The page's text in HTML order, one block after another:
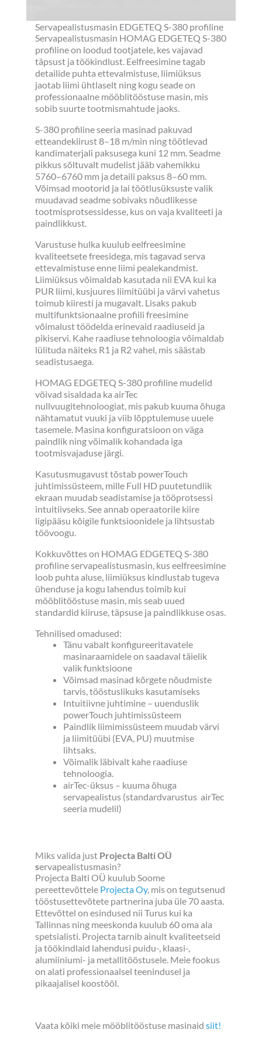
Servapealistusmasin EDGETEQ S-380 profiline
Servapealistusmasin HOMAG EDGETEQ S-380
profiline on loodud tootjatele, kes vajavad
täpsust ja töökindlust. Eelfreesimine tagab
detailide puhta ettevalmistuse, liimiüksus
jaotab liimi ühtlaselt ning kogu seade on
professionaalne mööblitööstuse masin, mis
sobib suurte tootmismahtude jaoks.
S-380 profiline seeria masinad pakuvad
etteandekiirust 8–18 m/min ning töötlevad
kandimaterjali paksusega kuni 12 mm. Seadme
pikkus sõltuvalt mudelist jääb vahemikku
5760–6760 mm ja detaili paksus 8–60 mm.
Võimsad mootorid ja lai töötlusüksuste valik
muudavad seadme sobivaks nõudlikesse
tootmisprotsessidesse, kus on vaja kvaliteeti ja
paindlikkust.
Varustuse hulka kuulub eelfreesimine
kvaliteetsete freesidega, mis tagavad serva
ettevalmistuse enne liimi pealekandmist.
Liimiüksus võimaldab kasutada nii EVA kui ka
PUR liimi, kusjuures liimitüübi ja värvi vahetus
toimub kiiresti ja mugavalt. Lisaks pakub
multifunktsionaalne profiili freesimine
võimalust töödelda erinevaid raadiuseid ja
pikiservi. Kahe raadiuse tehnoloogia võimaldab
lülituda näiteks R1 ja R2 vahel, mis säästab
seadistusaega.
HOMAG EDGETEQ S-380 profiline mudelid
võivad sisaldada ka airTec
nullvuugitehnoloogiat, mis pakub kuuma õhuga
nähtamatut vuuki ja viib lõpptulemuse uuele
tasemele. Masina konfiguratsioon on väga
paindlik ning võimalik kohandada iga
tootmisvajaduse järgi.
Kasutusmugavust tõstab powerTouch
juhtimissüsteem, mille Full HD puutetundlik
ekraan muudab seadistamise ja tööprotsessi
intuitiivseks. See annab operaatorile kiire
ligipääsu kõigile funktsioonidele ja lihtsustab
töövoogu.
Kokkuvõttes on HOMAG EDGETEQ S-380
profiline servapealistusmasin, kus eelfreesimine
loob puhta aluse, liimiüksus kindlustab tugeva
ühenduse ja kogu lahendus toimib kui
mööblitööstuse masin, mis seab uued
standardid kiiruse, täpsuse ja paindlikkuse osas.
Tehnilised omadused:
Tänu vabalt konfigureeritavatele
masinaraamidele on saadaval täielik
valik funktsioone
Võimsad masinad kõrgete nõudmiste
tarvis, tööstuslikuks kasutamiseks
Intuitiivne juhtimine – uuenduslik
powerTouch juhtimissüsteem
Paindlik liimimissüsteem muudab värvi
ja liimitüübi (EVA, PU) muutmise
lihtsaks.
Võimalik läbivalt kahe raadiuse
tehnoloogia.
airTec-üksus – kuuma õhuga
servapealistus (standardvarustus airTec
seeria mudelil)
Miks valida just Projecta Balti OÜ
servapealistusmasin?
Projecta Balti OÜ kuulub Soome
pereettevõttele Projecta Oy, mis on tegutsenud
tööstusettevõtete partnerina juba üle 70 aasta.
Ettevõttel on esindused nii Turus kui ka
Tallinnas ning meeskonda kuulub 60 oma ala
spetsialisti. Projecta tarnib ainult kvaliteetseid
ja töökindlaid lahendusi puidu-, klaasi-,
alumiiniumi- ja metallitööstusele. Meie fookus
on alati professionaalsel teenindusel ja
pikaajalisel koostööl.
Vaata kõiki meie mööblitööstuse masinaid siit!